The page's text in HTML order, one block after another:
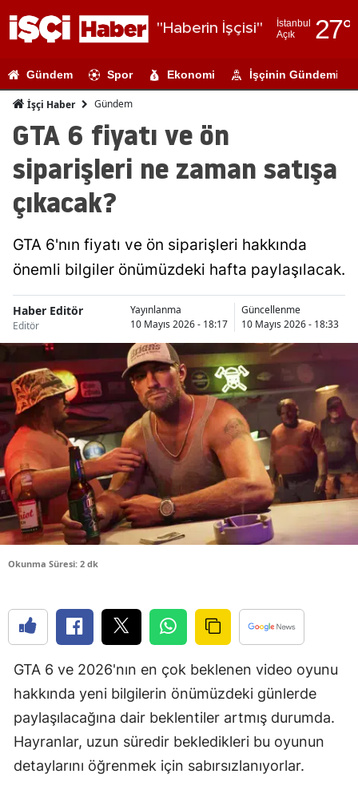
"Haberin İşçisi"
İstanbul
Açık
27°
Adıyaman
Amasya
Antalya
Artvin
Aydın
Balıkesir
Bingöl
Bitlis
Bolu
Burdur
Çankırı
Çorum
Denizli
Diyarbakır
Edirne
Elazığ
Gündem Spor Ekonomi İşçinin Gündemi
İşçi Haber Gündem
GTA 6 fiyatı ve ön
siparişleri ne zaman satışa
çıkacak?
GTA 6'nın fiyatı ve ön siparişleri hakkında
önemli bilgiler önümüzdeki hafta paylaşılacak.
Haber Editör
Editör
Yayınlanma
10 Mayıs 2026 - 18:17
Güncellenme
10 Mayıs 2026 - 18:33
Okunma Süresi: 2 dk
GTA 6 ve 2026'nın en çok beklenen video oyunu
hakkında yeni bilgilerin önümüzdeki günlerde
paylaşılacağına dair beklentiler artmış durumda.
Hayranlar, uzun süredir bekledikleri bu oyunun
detaylarını öğrenmek için sabırsızlanıyorlar.